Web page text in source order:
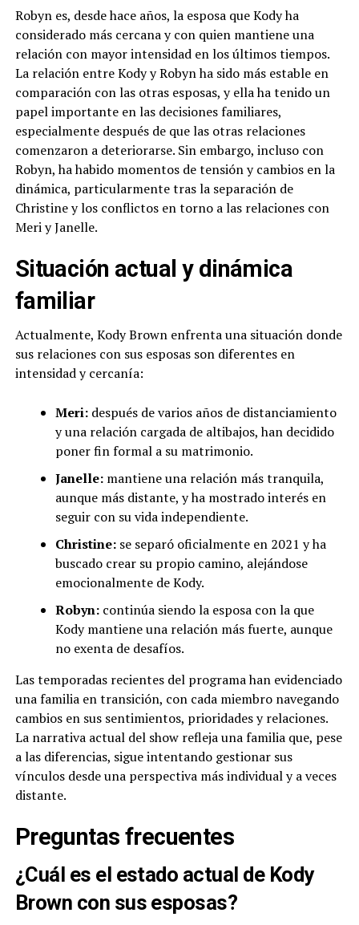
Robyn es, desde hace años, la esposa que Kody ha
considerado más cercana y con quien mantiene una
relación con mayor intensidad en los últimos tiempos.
La relación entre Kody y Robyn ha sido más estable en
comparación con las otras esposas, y ella ha tenido un
papel importante en las decisiones familiares,
especialmente después de que las otras relaciones
comenzaron a deteriorarse. Sin embargo, incluso con
Robyn, ha habido momentos de tensión y cambios en la
dinámica, particularmente tras la separación de
Christine y los conflictos en torno a las relaciones con
Meri y Janelle.
Situación actual y dinámica
familiar
Actualmente, Kody Brown enfrenta una situación donde
sus relaciones con sus esposas son diferentes en
intensidad y cercanía:
Meri:después de varios años de distanciamiento
y una relación cargada de altibajos, han decidido
poner fin formal a su matrimonio.
Janelle:mantiene una relación más tranquila,
aunque más distante, y ha mostrado interés en
seguir con su vida independiente.
Christine:se separó oficialmente en 2021 y ha
buscado crear su propio camino, alejándose
emocionalmente de Kody.
Robyn:continúa siendo la esposa con la que
Kody mantiene una relación más fuerte, aunque
no exenta de desafíos.
Las temporadas recientes del programa han evidenciado
una familia en transición, con cada miembro navegando
cambios en sus sentimientos, prioridades y relaciones.
La narrativa actual del show refleja una familia que, pese
a las diferencias, sigue intentando gestionar sus
vínculos desde una perspectiva más individual y a veces
distante.
Preguntas frecuentes
¿Cuál es el estado actual de Kody
Brown con sus esposas?